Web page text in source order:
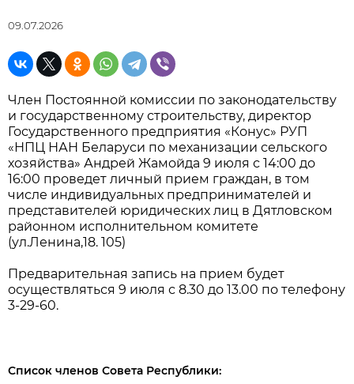
09.07.2026
Член Постоянной комиссии по законодательству
и государственному строительству, директор
Государственного предприятия «Конус» РУП
«НПЦ НАН Беларуси по механизации сельского
хозяйства» Андрей Жамойда 9 июля с 14:00 до
16:00 проведет личный прием граждан, в том
числе индивидуальных предпринимателей и
представителей юридических лиц в Дятловском
районном исполнительном комитете
(ул.Ленина,18. 105)
Предварительная запись на прием будет
осуществляться 9 июля с 8.30 до 13.00 по телефону
3-29-60.
Список членов Совета Республики: